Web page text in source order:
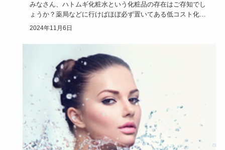
みなさん、ハトムギ化粧水という化粧品の存在はご存知でし
ょうか？薬局などに行けばほぼ必ず置いてある低コスト化粧
品ですが化粧水…
2024年11月6日